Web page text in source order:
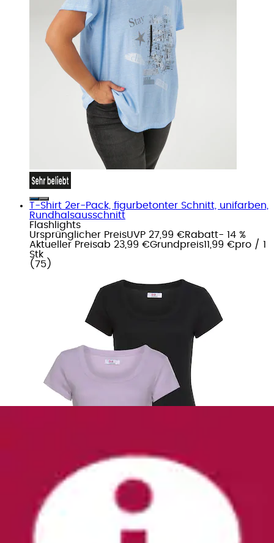
T-Shirt 2er-Pack, figurbetonter Schnitt, unifarben,
Rundhalsausschnitt
Flashlights
Ursprünglicher PreisUVP 27,99 €Rabatt- 14 %
Aktueller Preisab 23,99 €Grundpreis11,99 €pro / 1
Stk
( 75 )